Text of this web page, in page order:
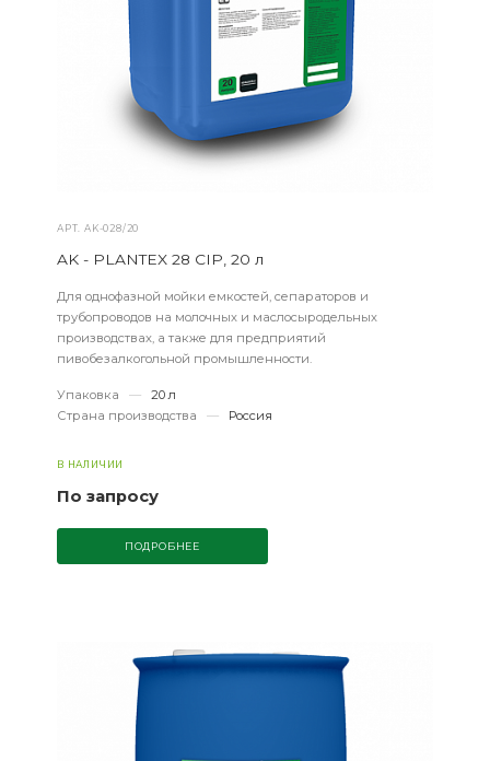
АРТ.AK-028/20
AK - PLANTEX 28 CIP, 20 л
Для однофазной мойки емкостей, сепараторов и
трубопроводов на молочных и маслосыродельных
производствах, а также для предприятий
пивобезалкогольной промышленности.
Упаковка —
20 л
Страна производства
— Россия
В НАЛИЧИИ
По запросу
ПОДРОБНЕЕ